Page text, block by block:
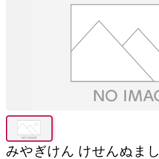
みやぎけん けせんぬまし